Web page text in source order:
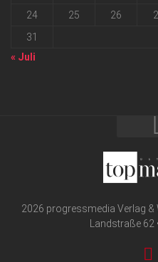
24
25 26
31
« Juli
2026 progressmedia Verlag &
Landstraße 62